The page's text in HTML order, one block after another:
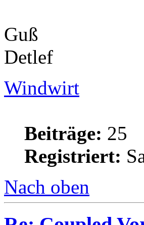
Guß
Detlef
Windwirt
Beiträge: 25
Registriert:
Nach oben